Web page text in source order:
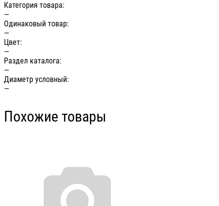
Категория товара:
—
Одинаковый товар:
—
Цвет:
—
Раздел каталога:
—
Диаметр условный:
—
Похожие товары